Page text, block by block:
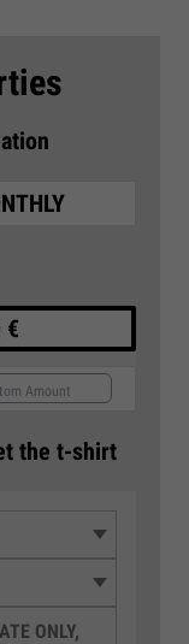
€
the t-shirt
ONLY,